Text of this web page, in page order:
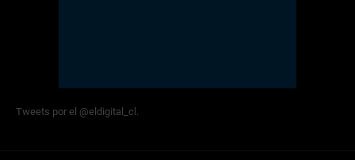
Tweets por el @eldigital_cl.